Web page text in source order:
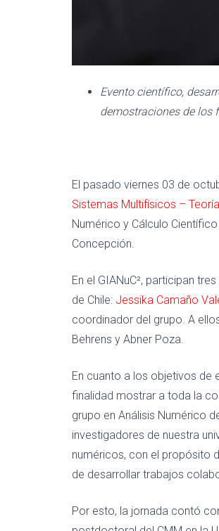
Evento científico,
demostraciones de los
El pasado viernes 03 de
Sistemas Multifísicos –
Numérico y Cálculo
Concepción.
En el GIANuC², participan
de Chile: Jessika Camaño
coordinador del grupo. A
Behrens y Abner Poza.
En cuanto a los objetivos de
finalidad mostrar a toda la
grupo en Análisis Numérico
investigadores de nuestra
numéricos, con el propósito
de desarrollar trabajos
Por esto, la jornada contó